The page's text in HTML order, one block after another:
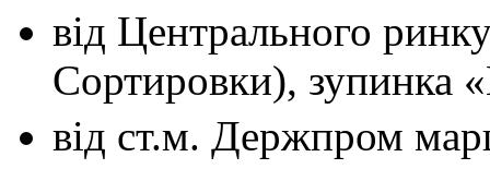
від Центрального
Сортировки), зупинка
від ст.м. Держпром